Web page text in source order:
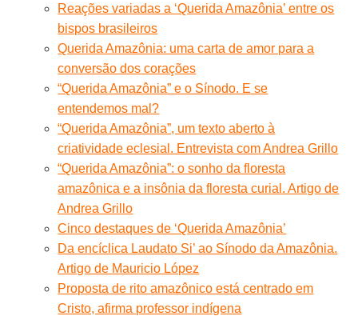
Reações variadas a ‘Querida Amazônia’ entre os
bispos brasileiros
Querida Amazônia: uma carta de amor para a
conversão dos corações
“Querida Amazônia” e o Sínodo. E se
entendemos mal?
“Querida Amazônia”, um texto aberto à
criatividade eclesial. Entrevista com Andrea Grillo
“Querida Amazônia”: o sonho da floresta
amazônica e a insônia da floresta curial. Artigo de
Andrea Grillo
Cinco destaques de ‘Querida Amazônia’
Da encíclica Laudato Si’ ao Sínodo da Amazônia.
Artigo de Mauricio López
Proposta de rito amazônico está centrado em
Cristo, afirma professor indígena